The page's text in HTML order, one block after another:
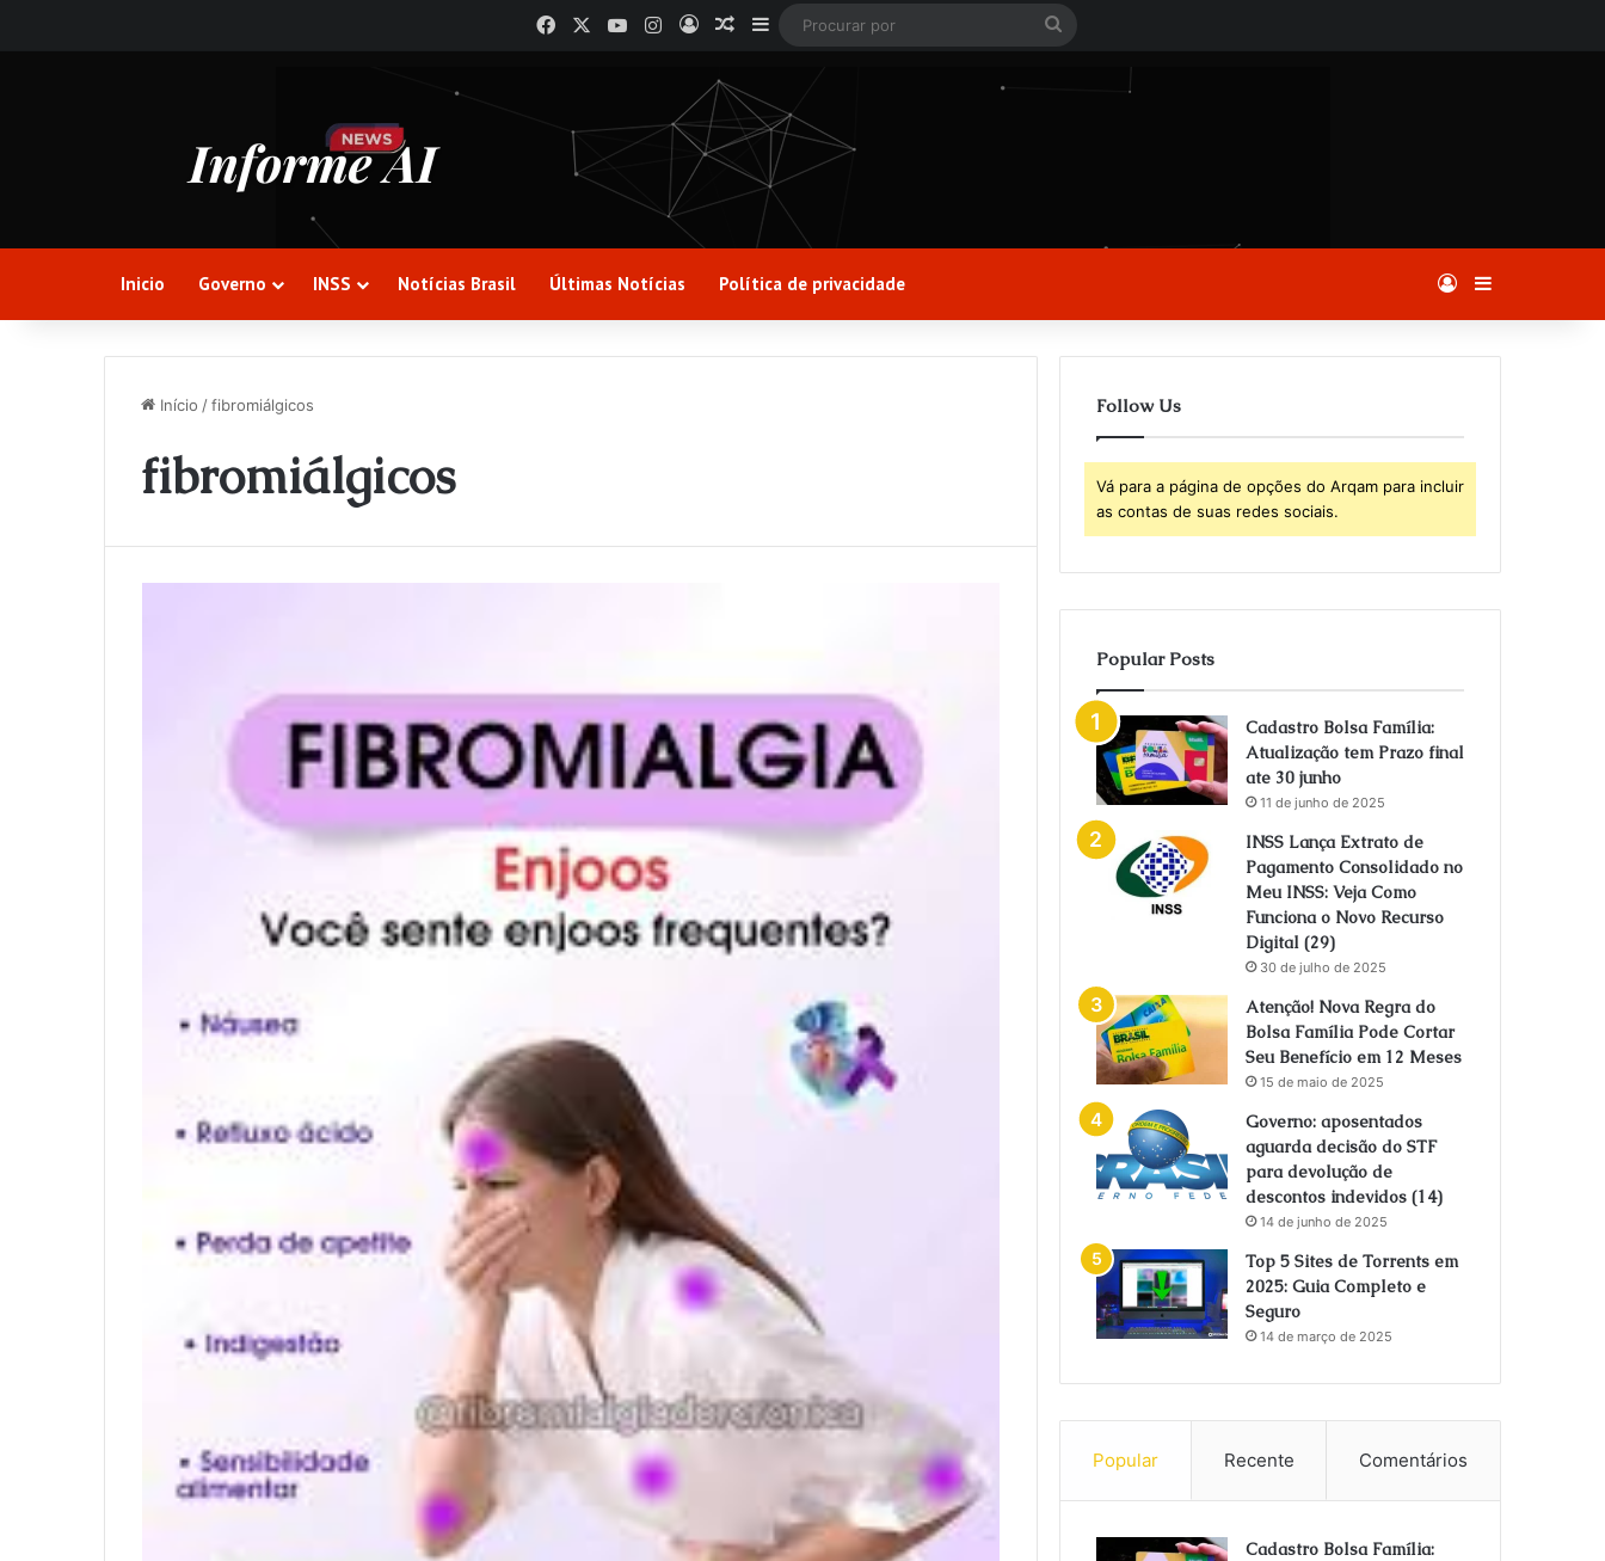
Facebook YouTubeInstagram
EntrarArtigo aleatório
Barra Lateral
Inicio Governo INSS Notícias Brasil Últimas Notícias Política de privacidade Entrar
Início /fibromiálgicos
fibromiálgicos
Follow Us
Vá para a página de opções do Arqam para incluir
as contas de suas redes sociais.
Popular Posts
Cadastro Bolsa Família:
Atualização tem Prazo final
ate 30 junho
11 de junho de 2025
INSS Lança Extrato de
Pagamento Consolidado no
Meu INSS: Veja Como
Funciona o Novo Recurso
Digital (29)
30 de julho de 2025
Atenção! Nova Regra do
Bolsa Família Pode Cortar
Seu Benefício em 12 Meses
15 de maio de 2025
Governo: aposentados
aguarda decisão do STF
para devolução de
descontos indevidos (14)
14 de junho de 2025
Top 5 Sites de Torrents em
2025: Guia Completo e
Seguro
14 de março de 2025
Popular Recente Comentários
Cadastro Bolsa Família: